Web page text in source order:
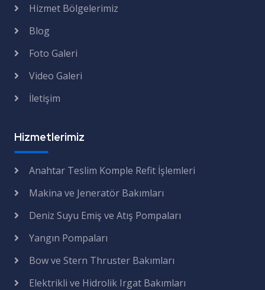
Hizmet Bölgelerimiz
Blog
Foto Galeri
Video Galeri
İletişim
Hizmetlerimiz
Anahtar Teslim Komple Refit İşlemleri
Makina ve Jeneratör Bakımları
Deniz Suyu Emiş ve Atış Pompaları
Yangın Pompaları
Bow ve Stern Thruster Bakımları
Elektrikli ve Hidrolik Irgat Bakımları